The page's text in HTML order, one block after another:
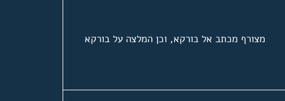
מצורף מכתב אל בורקא, וכן המלצה על בורקא